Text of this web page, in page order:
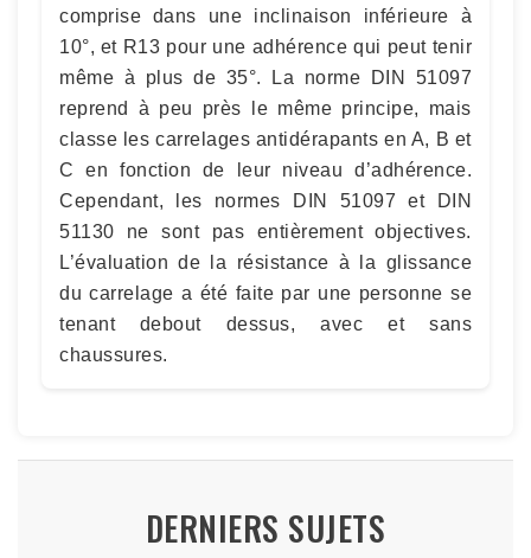
comprise dans une inclinaison inférieure à
10°, et R13 pour une adhérence qui peut tenir
même à plus de 35°. La norme DIN 51097
reprend à peu près le même principe, mais
classe les carrelages antidérapants en A, B et
C en fonction de leur niveau d’adhérence.
Cependant, les normes DIN 51097 et DIN
51130 ne sont pas entièrement objectives.
L’évaluation de la résistance à la glissance
du carrelage a été faite par une personne se
tenant debout dessus, avec et sans
chaussures.
DERNIERS SUJETS